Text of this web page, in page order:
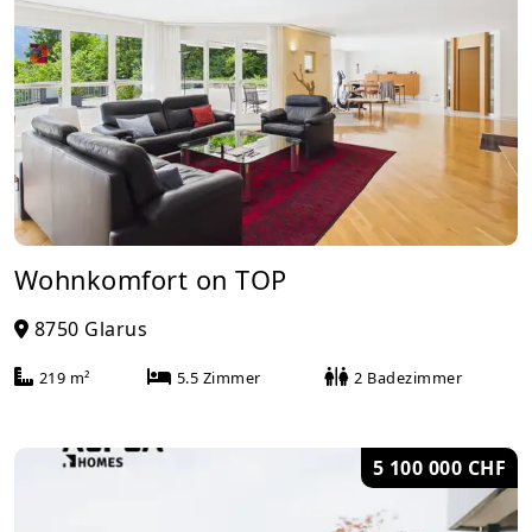
Wohnkomfort on TOP
8750 Glarus
219 m² 5.5 Zimmer 2 Badezimmer
5 100 000 CHF